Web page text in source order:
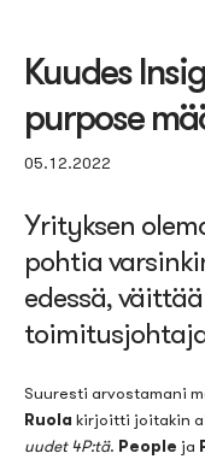
Kuudes
purpose
05.12.2022
Yrityksen
pohtia
edessä,
Suuresti arvostamani
Ruola kirjoitti joitakin
uudet 4P:tä. People ja